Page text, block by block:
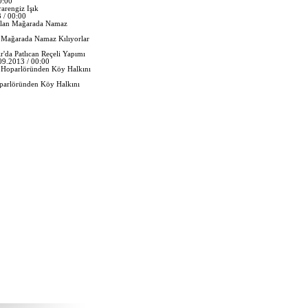
Işık
/ 00:00
Namaz Kılıyorlar
Patlıcan Reçeli Yapımı
/ 00:00
Köy Halkını